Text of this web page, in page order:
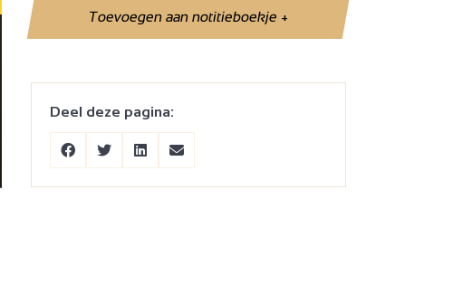
Toevoegen aan notitieboekje+
Deel deze pagina: